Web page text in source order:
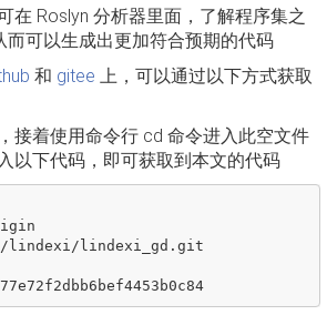
在 Roslyn 分析器里面，了解程序集之
而可以生成出更加符合预期的代码
和 gitee 上，可以通过以下方式获取
接着使用命令行 cd 命令进入此空文件
以下代码，即可获取到本文的代码
lindexi/lindexi_gd.git
e0748230af39e712b77e72f2dbb6bef4453b0c84